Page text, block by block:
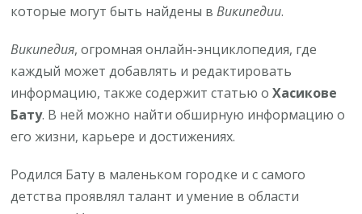
которые могут быть найдены вВикипедии.
Википедия, огромная онлайн-энциклопедия, где
каждый может добавлять и редактировать
информацию, также содержит статью оХасикове
Бату. В ней можно найти обширную информацию о
его жизни, карьере и достижениях.
Родился Бату в маленьком городке и с самого
детства проявлял талант и умение в области